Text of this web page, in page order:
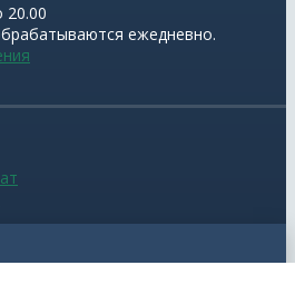
20.00
ежедневно.